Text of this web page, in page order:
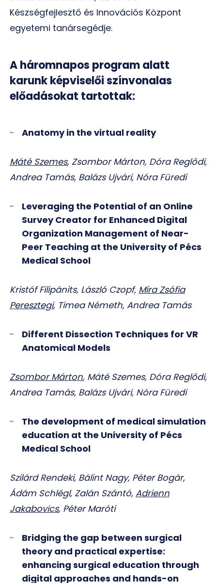
Készségfejlesztő és Innovációs Központ
egyetemi tanársegédje.
A háromnapos program alatt
karunk képviselői színvonalas
előadásokat tartottak:
Anatomy in the virtual reality
Máté Szemes, Zsombor Márton, Dóra Reglődi,
Andrea Tamás, Balázs Ujvári, Nóra Füredi
Leveraging the Potential of an Online
Survey Creator for Enhanced Digital
Organization Management of Near-
Peer Teaching at the University of Pécs
Medical School
Kristóf Filipánits, László Czopf, Míra Zsófia
Peresztegi, Timea Németh, Andrea Tamás
Different Dissection Techniques for VR
Anatomical Models
Zsombor Márton, Máté Szemes, Dóra Reglődi,
Andrea Tamás, Balázs Ujvári, Nóra Füredi
The development of medical simulation
education at the University of Pécs
Medical School
Szilárd Rendeki, Bálint Nagy, Péter Bogár,
Ádám Schlégl, Zalán Szántó, Adrienn
Jakabovics, Péter Maróti
Bridging the gap between surgical
theory and practical expertise:
enhancing surgical education through
digital approaches and hands-on